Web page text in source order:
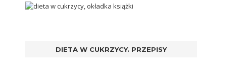
DIETA W CUKRZYCY. PRZEPISY